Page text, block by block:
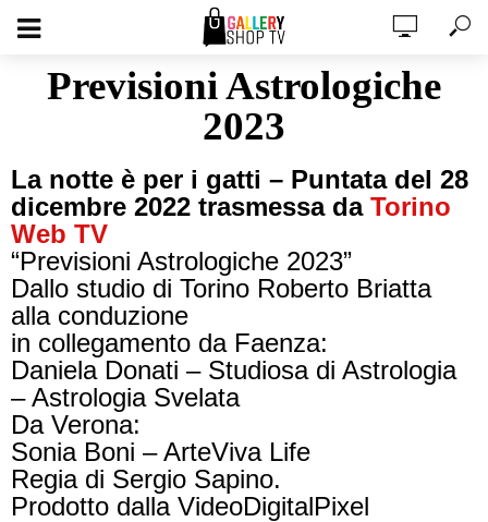
Previsioni Astrologiche
2023
La notte è per i gatti – Puntata del 28
dicembre 2022 trasmessa da Torino
Web TV
“Previsioni Astrologiche 2023”
Dallo studio di Torino Roberto Briatta
alla conduzione
in collegamento da Faenza:
Daniela Donati – Studiosa di Astrologia
– Astrologia Svelata
Da Verona:
Sonia Boni – ArteViva Life
Regia di Sergio Sapino.
Prodotto dalla VideoDigitalPixel